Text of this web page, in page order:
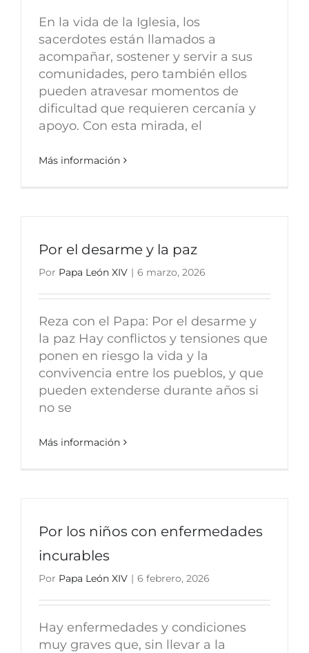
En la vida de la Iglesia, los
sacerdotes están llamados a
acompañar, sostener y servir a sus
comunidades, pero también ellos
pueden atravesar momentos de
dificultad que requieren cercanía y
apoyo. Con esta mirada, el
Más información
Por el desarme y la paz
Por Papa León XIV | 6 marzo, 2026
Reza con el Papa: Por el desarme y
la paz Hay conflictos y tensiones que
ponen en riesgo la vida y la
convivencia entre los pueblos, y que
pueden extenderse durante años si
no se
Más información
Por los niños con enfermedades
incurables
Por Papa León XIV | 6 febrero, 2026
Hay enfermedades y condiciones
muy graves que, sin llevar a la